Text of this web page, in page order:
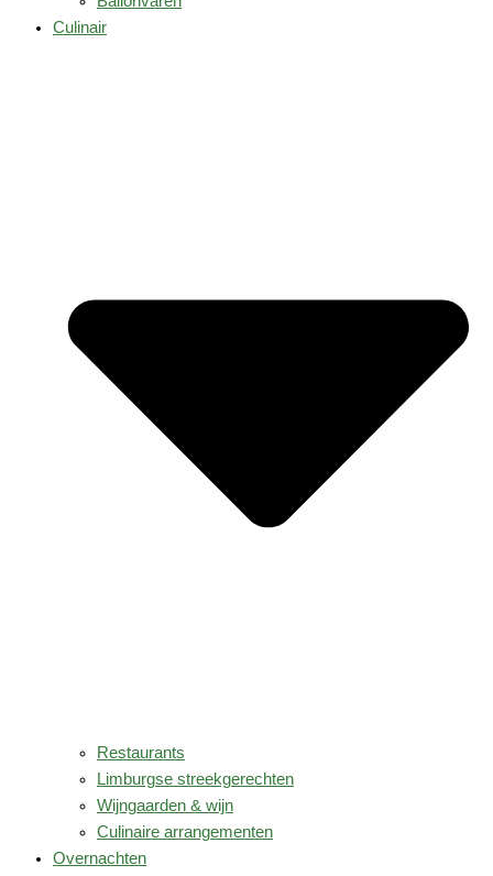
Culinair
Restaurants
Limburgse streekgerechten
Wijngaarden & wijn
Culinaire arrangementen
Overnachten